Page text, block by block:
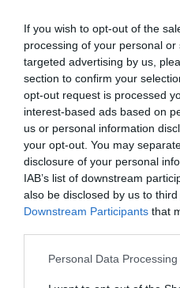
If you wish to opt-out of the
processing of your personal
targeted advertising by us,
section to confirm your
opt-out request is processed
interest-based ads based on
us or personal information
your opt-out. You may
disclosure of your personal
IAB’s list of downstream
also be disclosed by us to
Downstream Participants that
Personal Data
Adio și
Mitriță și
acum 11
Neînvinșii
învățat
mă
acum 12